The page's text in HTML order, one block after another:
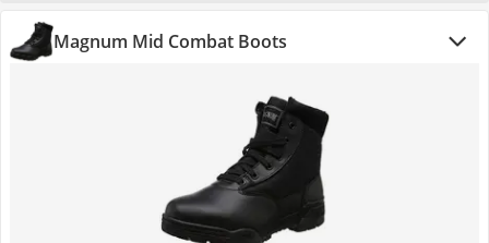
Magnum Mid Combat Boots